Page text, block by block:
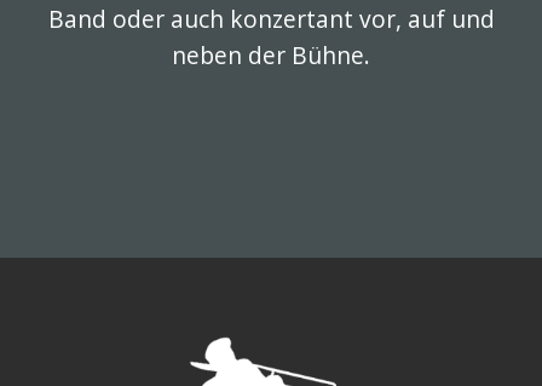
Band oder auch konzertant vor, auf und
neben der Bühne.